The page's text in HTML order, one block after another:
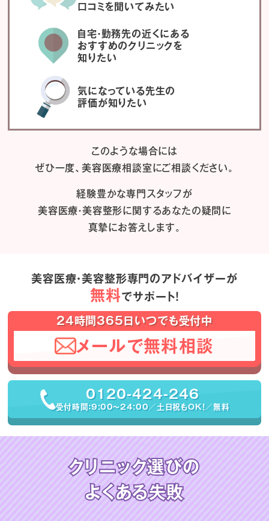
口コミを聞いてみたい
自宅・勤務先の近くにある
おすすめのクリニックを
知りたい
気になっている先生の
評価が知りたい
このような場合には
ぜひ一度、美容医療相談室にご相談ください。
経験豊かな専門スタッフが
美容医療・美容整形に関するあなたの疑問に
真摯にお答えします。
美容医療・美容整形専門のアドバイザーが
無料でサポート！
24時間365日いつでも受付中
メールで無料相談
0120-424-246
受付時間：9:00〜24:00／土日祝もOK！／無料
クリニック選びの
よくある失敗